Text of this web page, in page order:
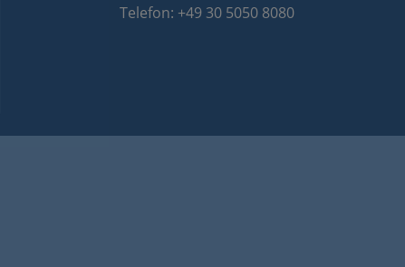
Telefon: +49 30 5050 8080